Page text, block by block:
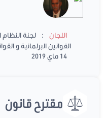
اللجان :
لجنة النظام
القوانين البرلمانية و
14 ماي 2019
مقترح قانون